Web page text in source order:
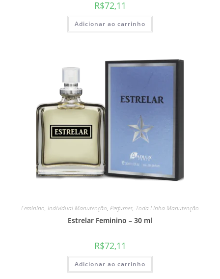
R$72,11
Adicionar ao carrinho
Feminino, Individual Manutenção, Perfumes, Toda Linha Manutenção
Estrelar Feminino – 30 ml
R$72,11
Adicionar ao carrinho